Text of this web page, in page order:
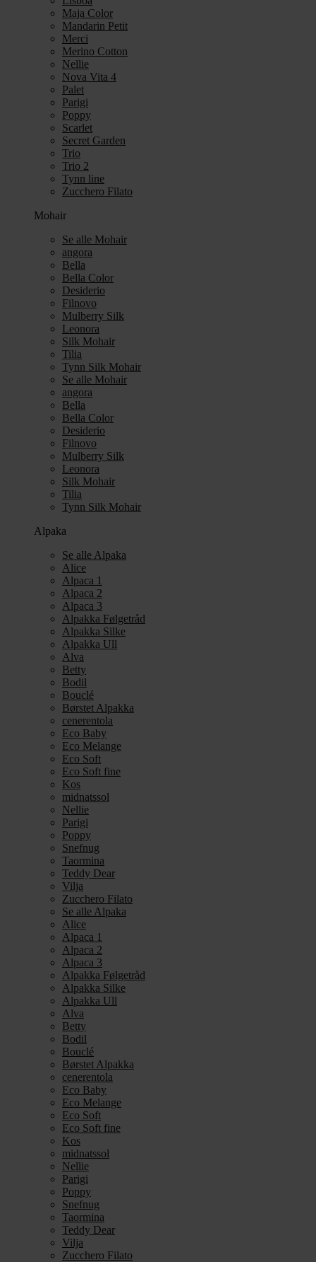
Maja Color
Mandarin Petit
Merci
Merino Cotton
Nellie
Nova Vita 4
Palet
Parigi
Poppy
Scarlet
Secret Garden
Trio
Trio 2
Tynn line
Zucchero Filato
Mohair
Se alle Mohair
angora
Bella
Bella Color
Desiderio
Filnovo
Mulberry Silk
Leonora
Silk Mohair
Tilia
Tynn Silk Mohair
Se alle Mohair
angora
Bella
Bella Color
Desiderio
Filnovo
Mulberry Silk
Leonora
Silk Mohair
Tilia
Tynn Silk Mohair
Alpaka
Se alle Alpaka
Alice
Alpaca 1
Alpaca 2
Alpaca 3
Alpakka Følgetråd
Alpakka Silke
Alpakka Ull
Alva
Betty
Bodil
Bouclé
Børstet Alpakka
cenerentola
Eco Baby
Eco Melange
Eco Soft
Eco Soft fine
Kos
midnatssol
Nellie
Parigi
Poppy
Snefnug
Taormina
Teddy Dear
Vilja
Zucchero Filato
Se alle Alpaka
Alice
Alpaca 1
Alpaca 2
Alpaca 3
Alpakka Følgetråd
Alpakka Silke
Alpakka Ull
Alva
Betty
Bodil
Bouclé
Børstet Alpakka
cenerentola
Eco Baby
Eco Melange
Eco Soft
Eco Soft fine
Kos
midnatssol
Nellie
Parigi
Poppy
Snefnug
Taormina
Teddy Dear
Vilja
Zucchero Filato